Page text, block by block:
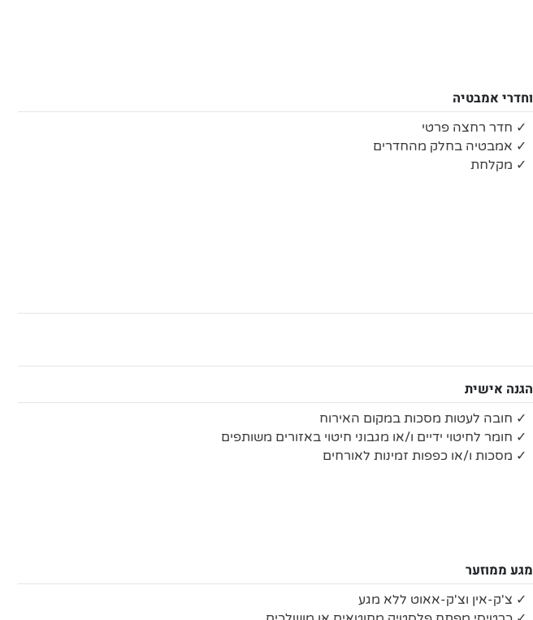
וחדרי אמבטיה
✓ חדר רחצה פרטי
✓ אמבטיה בחלק מהחדרים
✓ מקלחת
הגנה אישית
✓ חובה לעטות מסכות במקום האירוח
✓ חומר לחיטוי ידיים ו/או מגבוני חיטוי באזורים משותפים
✓ מסכות ו/או כפפות זמינות לאורחים
מגע ממוזער
✓ צ'ק-אין וצ'ק-אאוט ללא מגע